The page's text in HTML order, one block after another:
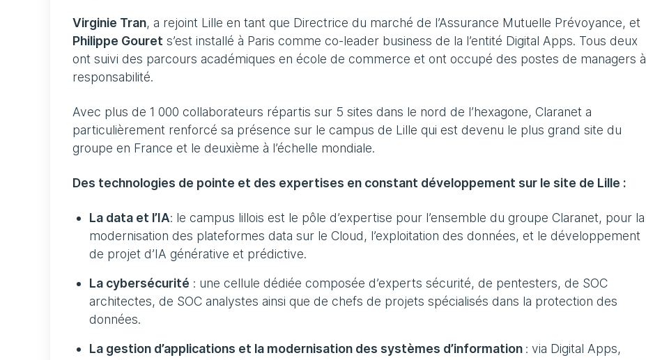
Virginie Tran, a rejoint Lille en tant que Directrice du marché de l’Assurance Mutuelle Prévoyance, et
Philippe Gouret s’est installé à Paris comme co-leader business de la l’entité Digital Apps. Tous deux
ont suivi des parcours académiques en école de commerce et ont occupé des postes de managers à
responsabilité.
Avec plus de 1 000 collaborateurs répartis sur 5 sites dans le nord de l’hexagone, Claranet a
particulièrement renforcé sa présence sur le campus de Lille qui est devenu le plus grand site du
groupe en France et le deuxième à l’échelle mondiale.
Des technologies de pointe et des expertises en constant développement sur le site de Lille :
La data et l’IA: le campus lillois est le pôle d’expertise pour l’ensemble du groupe Claranet, pour la
modernisation des plateformes data sur le Cloud, l’exploitation des données, et le développement
de projet d’IA générative et prédictive.
La cybersécurité : une cellule dédiée composée d’experts sécurité, de pentesters, de SOC
architectes, de SOC analystes ainsi que de chefs de projets spécialisés dans la protection des
données.
La gestion d’applications et la modernisation des systèmes d’information : via Digital Apps,